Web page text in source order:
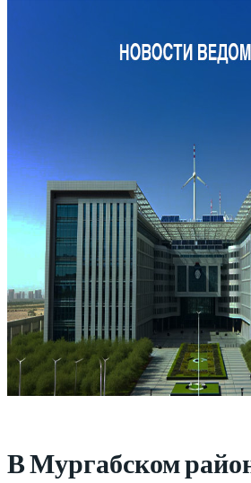
В Мургабском